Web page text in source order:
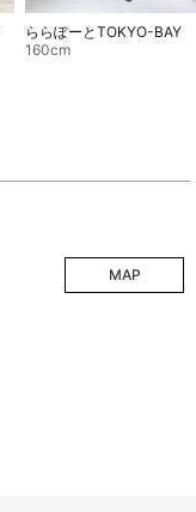
ららぽーとTOKYO-BAY
160cm
MAP